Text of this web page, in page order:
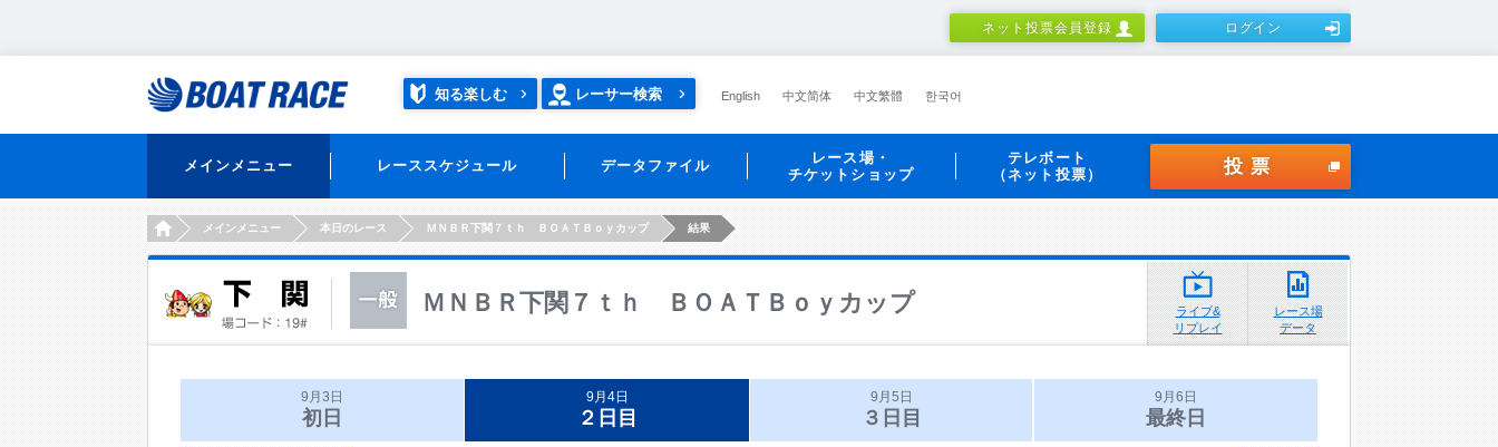
ネット投票会員登録 ログイン
知る楽しむ レーサー検索 English 中文简体 中文繁體 한국어
メインメニュー レーススケジュール データファイル
レース場・
チケットショップ
テレボート
（ネット投票）
投票
HOMEメインメニュー 本日のレース ＭＮＢＲ下関７ｔｈ ＢＯＡＴＢｏｙカップ 結果
ＭＮＢＲ下関７ｔｈ ＢＯＡＴＢｏｙカップ
ライブ&
リプレイ
レース場
データ
9月3日
初日
9月4日
２日目
9月5日
３日目
9月6日
最終日